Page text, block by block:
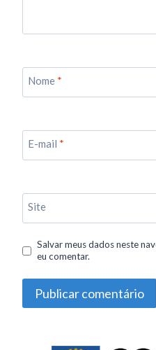
Nome *
E-mail *
Site
Salvar meus dados neste
eu comentar.